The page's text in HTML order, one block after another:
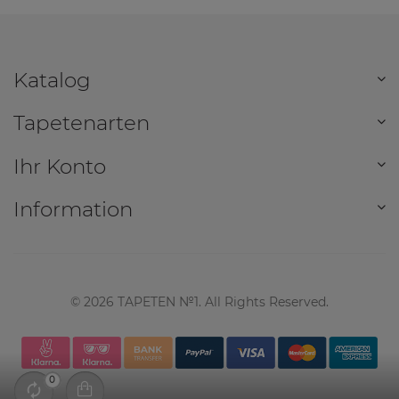
Katalog
Tapetenarten
Ihr Konto
Information
© 2026 TAPETEN №1. All Rights Reserved.
0